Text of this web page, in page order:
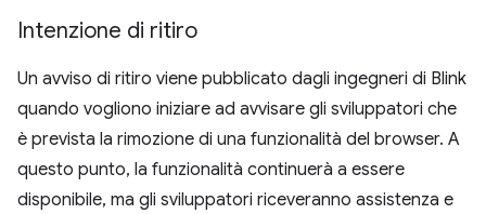
Intenzione di ritiro
Un avviso di ritiro viene pubblicato dagli ingegneri di Blink
quando vogliono iniziare ad avvisare gli sviluppatori che
è prevista la rimozione di una funzionalità del browser. A
questo punto, la funzionalità continuerà a essere
disponibile, ma gli sviluppatori riceveranno assistenza e